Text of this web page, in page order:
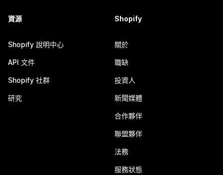
資源
Shopify 說明中心
API 文件
Shopify 社群
研究
Shopify
關於
職缺
投資人
新聞媒體
合作夥伴
聯盟夥伴
法務
服務狀態